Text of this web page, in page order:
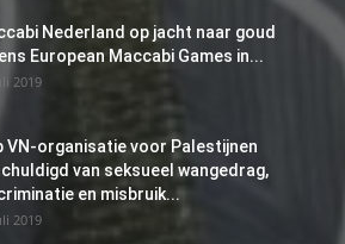
Nederland op jacht naar goud
European Maccabi Games in...
2019
VN-organisatie voor Palestijnen
van seksueel wangedrag,
en misbruik...
2019